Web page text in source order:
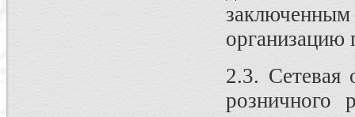
организацию
2.3. Сетевая
розничного